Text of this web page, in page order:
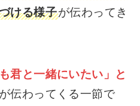
ける様子が伝わってき
君と一緒にいたい」と
伝わってくる一節で